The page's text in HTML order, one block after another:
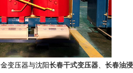
变压器与沈阳长春干式变压器、 长春油浸